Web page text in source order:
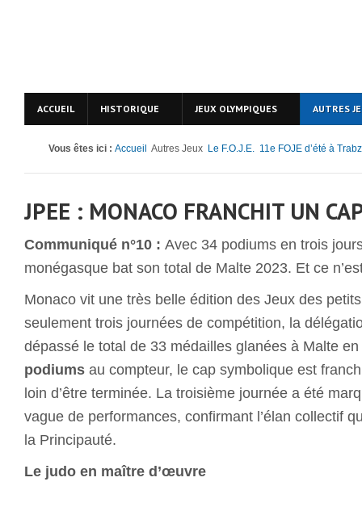
ACCUEIL HISTORIQUE JEUX OLYMPIQUES AUTRES
Vous êtes ici : Accueil Autres Jeux Le F.O.J.E. 11e FOJE d’été à
JPEE : MONACO FRANCHIT UN
Communiqué n°10 : Avec 34 podiums en trois
monégasque bat son total de Malte 2023. Et ce
Monaco vit une très belle édition des Jeux des
seulement trois journées de compétition, la
dépassé le total de 33 médailles glanées à Malte
podiums au compteur, le cap symbolique est
loin d’être terminée. La troisième journée a été
vague de performances, confirmant l’élan collectif
la Principauté.
Le judo en maître d’œuvre